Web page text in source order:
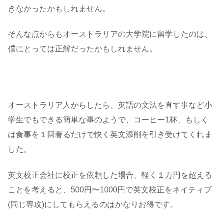
きなかったかもしれません。
そんな点からもオーストラリアの大学院に留学したのは、
僕にとっては正解だったかもしれません。
オーストラリア人からしたら、英語の文法を直す事など小
学生でもできる簡単な事のようで、コーヒー1杯、もしく
は食事を１回奢るだけで快く英文添削を引き受けてくれま
した。
英文校正会社に校正を依頼した場合、軽く１万円を超える
ことを考えると、500円〜1000円で英文校正をネイティブ
(同じ専攻)にしてもらえるのはかなりお得です。